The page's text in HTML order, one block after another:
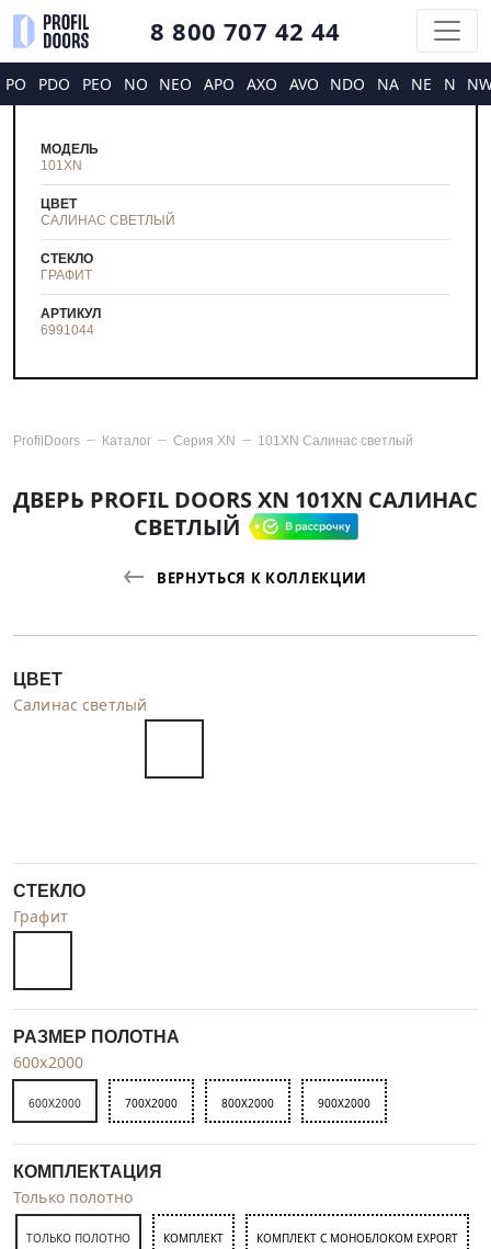
8 800 707 42 44
PO PDO PEO NO NEO APO AXO AVO NDO NA NE N
МОДЕЛЬ
101XN
ЦВЕТ
САЛИНАС СВЕТЛЫЙ
СТЕКЛО
ГРАФИТ
АРТИКУЛ
6991044
ProfilDoors Каталог Серия XN 101XN Салинас светлый
ДВЕРЬ PROFIL DOORS XN 101XN САЛИНАС
СВЕТЛЫЙ
ВЕРНУТЬСЯ К КОЛЛЕКЦИИ
ЦВЕТ
Салинас светлый
СТЕКЛО
Графит
РАЗМЕР ПОЛОТНА
600x2000
600X2000 700X2000 800X2000 900X2000
КОМПЛЕКТАЦИЯ
Только полотно
ТОЛЬКО ПОЛОТНО КОМПЛЕКТ КОМПЛЕКТ С МОНОБЛОКОМ EXPORT